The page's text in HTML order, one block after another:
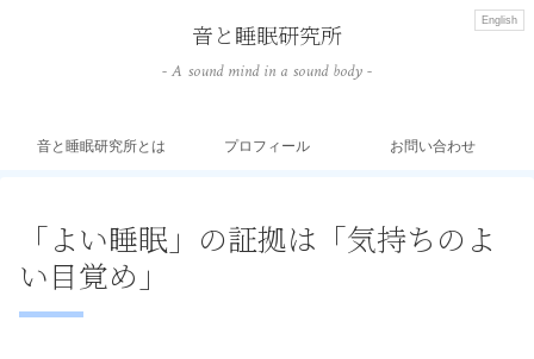
English
音と睡眠研究所
- A sound mind in a sound body -
音と睡眠研究所とは プロフィール お問い合わせ
「よい睡眠」の証拠は「気持ちのよ
い目覚め」